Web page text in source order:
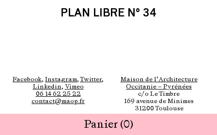
PLAN LIBRE N° 34
Panier (0)
Facebook, Instagram, Twitter,
Linkedin, Vimeo
Maison de l’Architecture
Occitanie — Pyrénées
06 14 62 25 22
contact@maop.fr
c/o Le Timbre
169 avenue de Minimes
31200 Toulouse